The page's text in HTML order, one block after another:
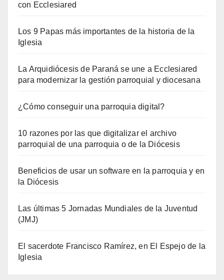
con Ecclesiared
Los 9 Papas más importantes de la historia de la
Iglesia
La Arquidiócesis de Paraná se une a Ecclesiared
para modernizar la gestión parroquial y diocesana
¿Cómo conseguir una parroquia digital?
10 razones por las que digitalizar el archivo
parroquial de una parroquia o de la Diócesis
Beneficios de usar un software en la parroquia y en
la Diócesis
Las últimas 5 Jornadas Mundiales de la Juventud
(JMJ)
El sacerdote Francisco Ramírez, en El Espejo de la
Iglesia